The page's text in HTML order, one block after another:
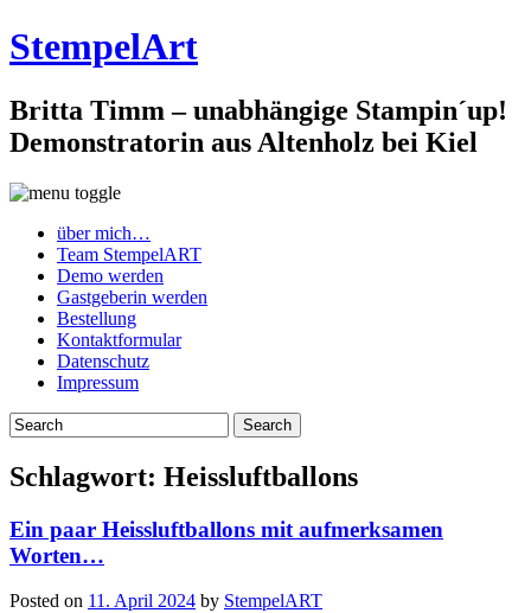
StempelArt
Britta Timm – unabhängige Stampin´up!
Demonstratorin aus Altenholz bei Kiel
über mich…
Team StempelART
Demo werden
Gastgeberin werden
Bestellung
Kontaktformular
Datenschutz
Impressum
Schlagwort: Heissluftballons
Ein paar Heissluftballons mit aufmerksamen
Worten…
Posted on 11. April 2024 by StempelART